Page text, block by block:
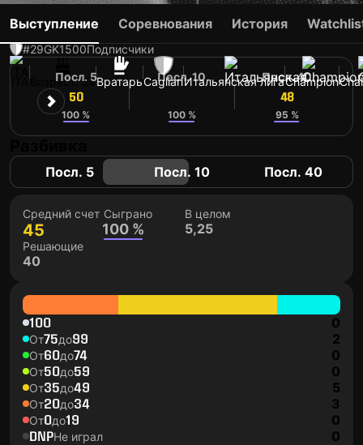
ELIA CAPRILE
#29GK1500Подписчики
Возраст: 24ВратарьCagliariИтальянская лигаChampion
Выступление Соревнования История
Посл. 5
50
100 %
Посл. 10
100 %
Посл. 40
48
95 %
Посл. 5 Посл. 10 Посл. 40
Средний счет
45
Сыграно
100 %
В целом
5,25
Решающие
40
100 0
От75до99 2
От60до74 0
От50до59 0
От35до49 5
От20до34 3
От0до19 0
DNPНе играл 0